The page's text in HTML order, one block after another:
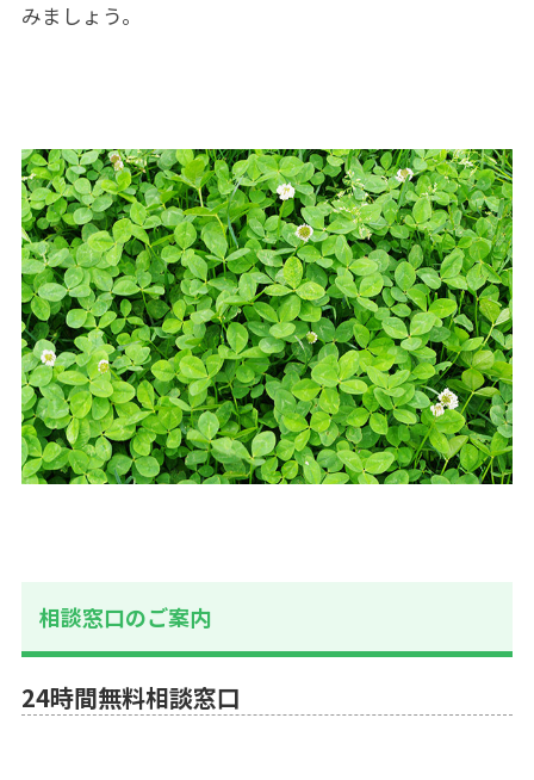
みましょう。
相談窓口のご案内
24時間無料相談窓口